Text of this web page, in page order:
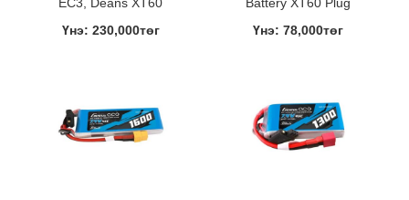
Үнэ: 230,000төг
Үнэ: 78,000төг